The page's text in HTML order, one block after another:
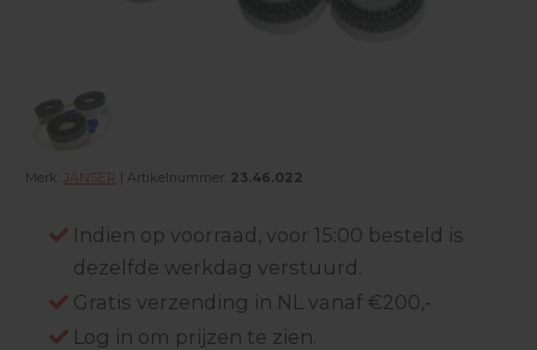
Merk: JANSER | Artikelnummer: 23.46.022
Indien op voorraad, voor 15:00 besteld is
dezelfde werkdag verstuurd.
Gratis verzending in NL vanaf €200,-
Log in om prijzen te zien.